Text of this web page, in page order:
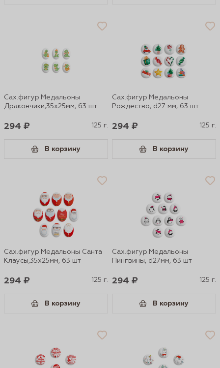
Сах.фигур.Медальоны
Дракончики,35х25мм, 63 шт
294 ₽ 125 г.
В корзину
Сах.фигур.Медальоны
Рождество, d27 мм, 63 шт
294 ₽ 125 г.
В корзину
Сах.фигур.Медальоны Санта
Клаусы,35х25мм, 63 шт
294 ₽ 125 г.
В корзину
Сах.фигур.Медальоны
Пингвины, d27мм, 63 шт
294 ₽ 125 г.
В корзину